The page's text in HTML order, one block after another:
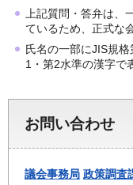
上記質問・答弁は、
ているため、正式な
氏名の一部にJIS規
1・第2水準の漢字で
お問い合わせ
議会事務局 政策調査